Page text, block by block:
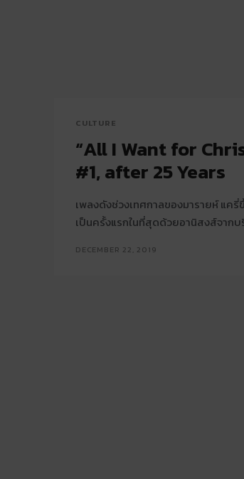
CULTURE
“All I Want for
#1, after 25 Years
เพลงดังช่วงเทศกาลของมารายห์ แค
เป็นครั้งแรกในที่สุดด้วยอานิสงส์จาก
DECEMBER 22, 2019